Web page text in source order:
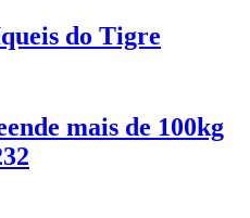
do Tigre
mais de 100kg